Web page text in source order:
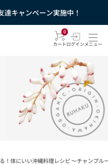
達キャンペーン実施中！
0
カートログインメニュー
！体にいい沖縄料理レシピ 〜チャンプル